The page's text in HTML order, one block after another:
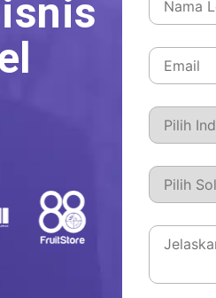
yang mengharuskan
anggaran dari nol setiap
sekadar melanjutkan
tahun sebelumnya sebagai
Anda harus menilai
tambah. Jika tidak, maka
efisiensi dan memastikan
ini sangat cocok
atau ketika perusahaan